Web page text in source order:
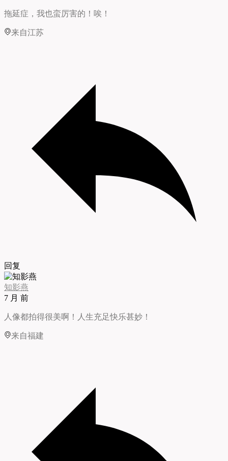
拖延症，我也蛮厉害的！唉！
来自江苏
回复
知影燕
7 月 前
人像都拍得很美啊！人生充足快乐甚妙！
来自福建